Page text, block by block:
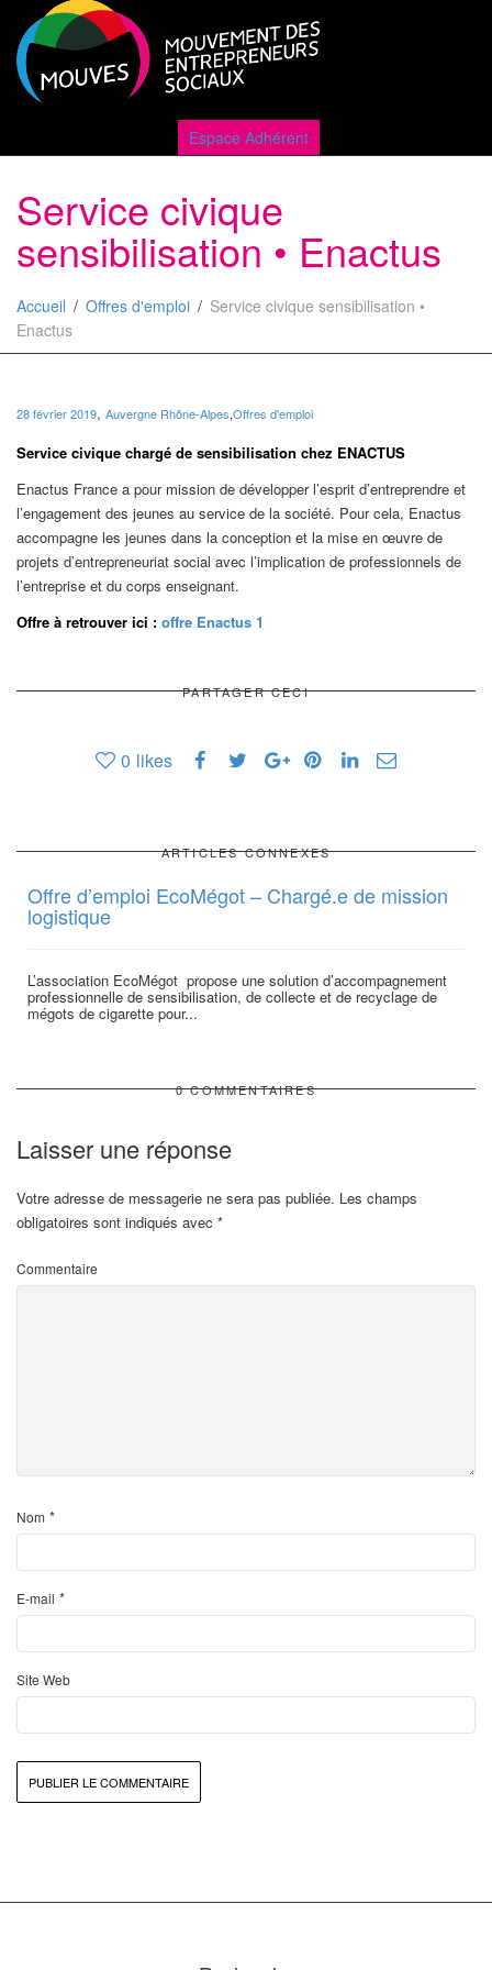
Espace Adhérent
Service civique
sensibilisation • Enactus
Accueil Offres d'emploi
Service civique sensibilisation •
Enactus
28 février 2019, Auvergne Rhône-Alpes,Offres d'emploi
Service civique chargé de sensibilisation chez ENACTUS
Enactus France a pour mission de développer l’esprit d’entreprendre et
l’engagement des jeunes au service de la société. Pour cela, Enactus
accompagne les jeunes dans la conception et la mise en œuvre de
projets d’entrepreneuriat social avec l’implication de professionnels de
l’entreprise et du corps enseignant.
Offre à retrouver ici : offre Enactus 1
PARTAGER CECI
0 likes
ARTICLES CONNEXES
Offre d’emploi EcoMégot – Chargé.e de mission
logistique
L’association EcoMégot propose une solution d’accompagnement
professionnelle de sensibilisation, de collecte et de recyclage de
mégots de cigarette pour...
0 COMMENTAIRES
Laisser une réponse
Votre adresse de messagerie ne sera pas publiée. Les champs
obligatoires sont indiqués avec *
Commentaire
Nom *
E-mail *
Site Web